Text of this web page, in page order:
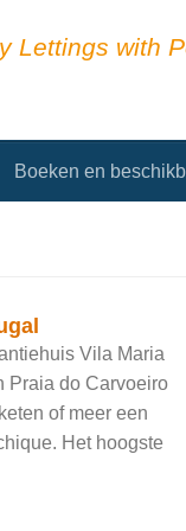
Lettings with
Boeken en
Vila Maria
Praia do Carvoeiro
of meer een
Het hoogste